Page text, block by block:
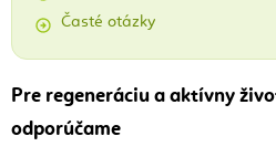
Časté otázky
Pre regeneráciu a aktívny
odporúčame